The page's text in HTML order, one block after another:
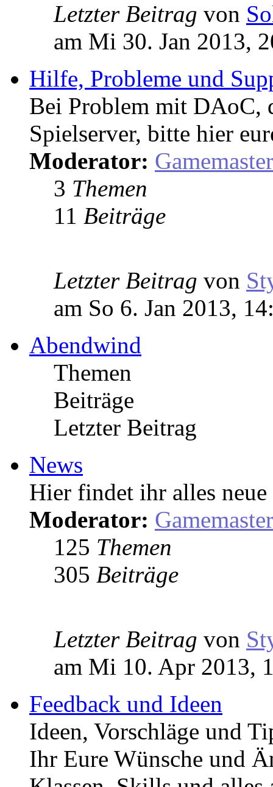
Letzter Beitrag von
am Mi 30. Jan 2013,
Hilfe, Probleme und
Bei Problem mit DAoC,
Spielserver, bitte hier
Moderator: Gamemaster
3 Themen
11 Beiträge
Letzter Beitrag von
am So 6. Jan 2013,
Abendwind
Themen
Beiträge
Letzter Beitrag
News
Hier findet ihr alles
Moderator: Gamemaster
125 Themen
305 Beiträge
Letzter Beitrag von
am Mi 10. Apr 2013,
Feedback und Ideen
Ideen, Vorschläge und
Ihr Eure Wünsche und